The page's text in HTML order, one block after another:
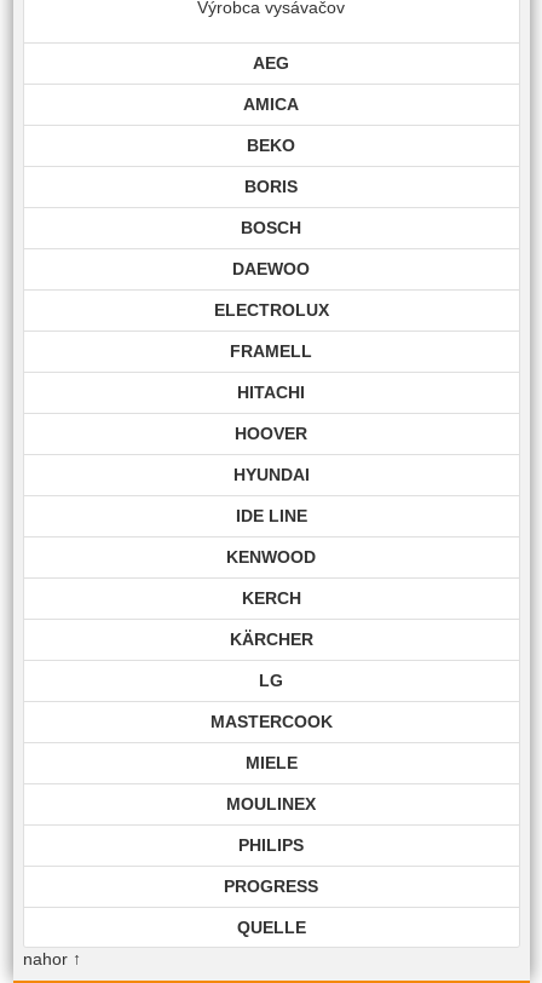
Výrobca vysávačov
AEG
AMICA
BEKO
BORIS
BOSCH
DAEWOO
ELECTROLUX
FRAMELL
HITACHI
HOOVER
HYUNDAI
IDE LINE
KENWOOD
KERCH
KÄRCHER
LG
MASTERCOOK
MIELE
MOULINEX
PHILIPS
PROGRESS
QUELLE
nahor↑